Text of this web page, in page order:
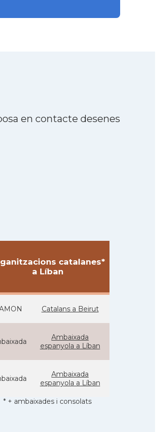
en contacte desenes
catalanes*
a Líban
Catalans a Beirut
Ambaixada
espanyola a Líban
Ambaixada
espanyola a Líban
* + ambaixades i consolats